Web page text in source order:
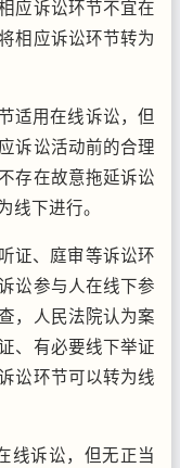
应诉讼环节不宜在
相应诉讼环节转为
用在线诉讼，但
诉讼活动前的合理
存在故意拖延诉讼
线下进行。
、庭审等诉讼环
讼参与人在线下参
，人民法院认为案
、有必要线下举证
讼环节可以转为线
诉讼，但无正当